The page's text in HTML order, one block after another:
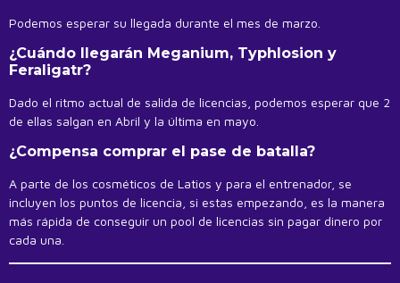
Podemos esperar su llegada durante el mes de marzo.
¿Cuándo llegarán Meganium, Typhlosion y
Feraligatr?
Dado el ritmo actual de salida de licencias, podemos esperar que 2
de ellas salgan en Abril y la última en mayo.
¿Compensa comprar el pase de batalla?
A parte de los cosméticos de Latios y para el entrenador, se
incluyen los puntos de licencia, si estas empezando, es la manera
más rápida de conseguir un pool de licencias sin pagar dinero por
cada una.